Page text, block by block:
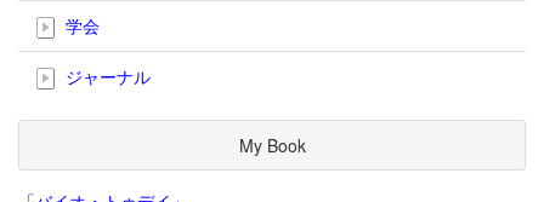
学会
ジャーナル
My Book